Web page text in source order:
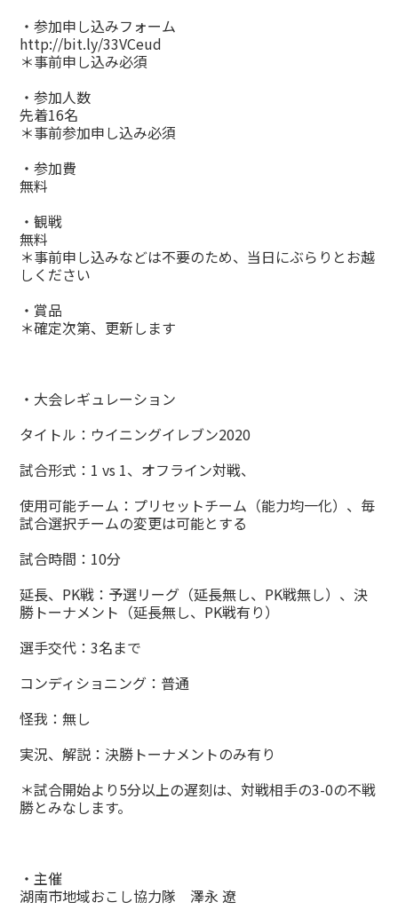
・参加申し込みフォーム
http://bit.ly/33VCeud
＊事前申し込み必須
・参加人数
先着16名
＊事前参加申し込み必須
・参加費
無料
・観戦
無料
＊事前申し込みなどは不要のため、当日にぶらりとお越
しください
・賞品
＊確定次第、更新します
・大会レギュレーション
タイトル：ウイニングイレブン2020
試合形式：1 vs 1、オフライン対戦、
使用可能チーム：プリセットチーム（能力均一化）、毎
試合選択チームの変更は可能とする
試合時間：10分
延長、PK戦：予選リーグ（延長無し、PK戦無し）、決
勝トーナメント（延長無し、PK戦有り）
選手交代：3名まで
コンディショニング：普通
怪我：無し
実況、解説：決勝トーナメントのみ有り
＊試合開始より5分以上の遅刻は、対戦相手の3-0の不戦
勝とみなします。
・主催
湖南市地域おこし協力隊 澤永 遼